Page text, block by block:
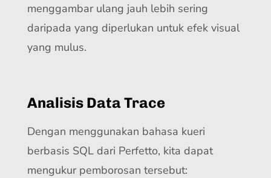
menggambar ulang jauh lebih sering
daripada yang diperlukan untuk efek visual
yang mulus.
Analisis Data Trace
Dengan menggunakan bahasa kueri
berbasis SQL dari Perfetto, kita dapat
mengukur pemborosan tersebut: